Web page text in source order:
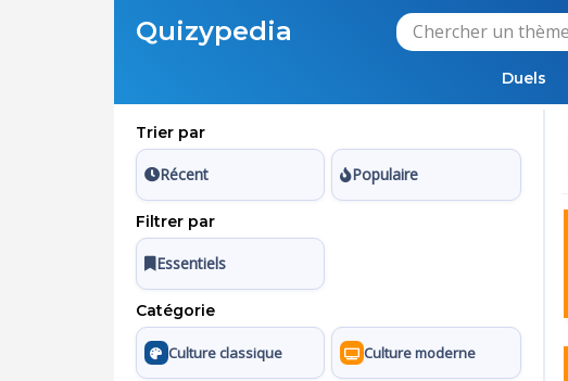
Quizypedia
Duels
Trier par
Récent Populaire
Filtrer par
Essentiels
Catégorie
Culture classique Culture moderne